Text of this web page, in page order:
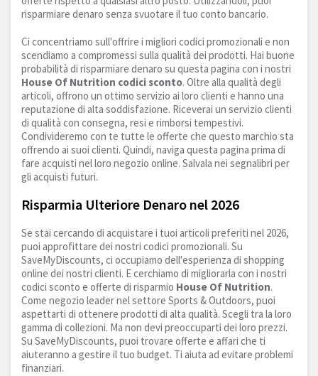
risparmiare denaro senza svuotare il tuo conto bancario.
Ci concentriamo sull'offrire i migliori codici promozionali e non
scendiamo a compromessi sulla qualità dei prodotti. Hai buone
probabilità di risparmiare denaro su questa pagina con i nostri
House Of Nutrition codici sconto. Oltre alla qualità degli
articoli, offrono un ottimo servizio ai loro clienti e hanno una
reputazione di alta soddisfazione. Riceverai un servizio clienti
di qualità con consegna, resi e rimborsi tempestivi.
Condivideremo con te tutte le offerte che questo marchio sta
offrendo ai suoi clienti. Quindi, naviga questa pagina prima di
fare acquisti nel loro negozio online. Salvala nei segnalibri per
gli acquisti futuri.
Risparmia Ulteriore Denaro nel 2026
Se stai cercando di acquistare i tuoi articoli preferiti nel 2026,
puoi approfittare dei nostri codici promozionali. Su
SaveMyDiscounts, ci occupiamo dell'esperienza di shopping
online dei nostri clienti. E cerchiamo di migliorarla con i nostri
codici sconto e offerte di risparmio House Of Nutrition.
Come negozio leader nel settore Sports & Outdoors, puoi
aspettarti di ottenere prodotti di alta qualità. Scegli tra la loro
gamma di collezioni. Ma non devi preoccuparti dei loro prezzi.
Su SaveMyDiscounts, puoi trovare offerte e affari che ti
aiuteranno a gestire il tuo budget. Ti aiuta ad evitare problemi
finanziari.